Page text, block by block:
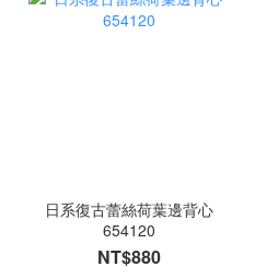
日系復古蕾絲荷葉邊背心
654120
NT$880